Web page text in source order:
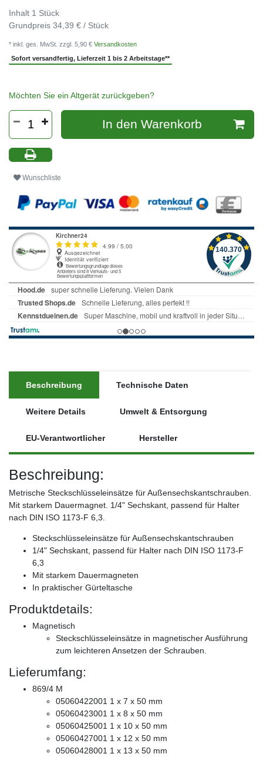
Inhalt 1 Stück
Grundpreis 34,39 € / Stück
* inkl. ges. MwSt. zzgl. 5,90 € Versandkosten
Sofort versandfertig, Lieferzeit 1 bis 2 Arbeitstage**
Möchten Sie ein Altgerät zurückgeben?
In den Warenkorb
Wunschliste
Beschreibung Technische Daten
Weitere Details Umwelt & Entsorgung
EU-Verantwortlicher Hersteller
Beschreibung:
Metrische Steckschlüsseleinsätze für Außensechskantschrauben.
Mit starkem Dauermagnet. 1/4" Sechskant, passend für Halter
nach DIN ISO 1173-F 6,3.
Steckschlüsseleinsätze für Außensechskantschrauben
1/4" Sechskant, passend für Halter nach DIN ISO 1173-F
6,3
Mit starkem Dauermagneten
In praktischer Gürteltasche
Produktdetails:
Magnetisch
Steckschlüsseleinsätze in magnetischer Ausführung
zum leichteren Ansetzen der Schrauben.
Lieferumfang:
869/4 M
05060422001 1 x 7 x 50 mm
05060423001 1 x 8 x 50 mm
05060425001 1 x 10 x 50 mm
05060427001 1 x 12 x 50 mm
05060428001 1 x 13 x 50 mm